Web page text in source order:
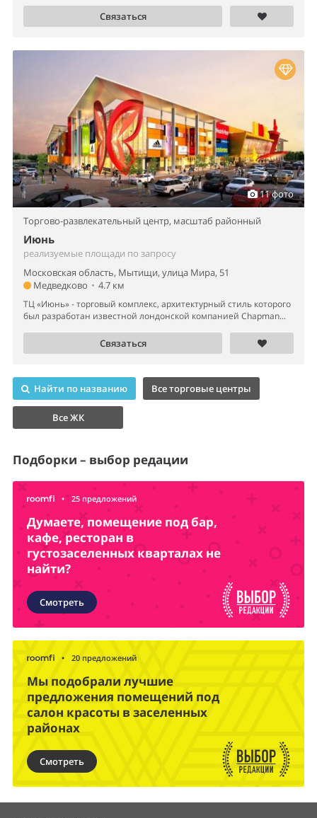
Связаться
11 фото
Торгово-развлекательный центр, масштаб районный
Июнь
реализуемые площади по запросу
Московская область, Мытищи, улица Мира, 51
Медведково • 4.7 км
ТЦ «Июнь» - торговый комплекс, архитектурный стиль которого
был разработан известной лондонской компанией Chapman...
Связаться
Найти по названию Все торговые центры
Все ЖК
Подборки – выбор редации
• 25 предложений
Думаете, помещение под бар,
кафе, ресторан в
густозаселенных кварталах не
найти?
Смотреть
• 20 предложений
Мы подобрали лучшие
предложения помещений под
салон красоты в заселенных
районах
Смотреть